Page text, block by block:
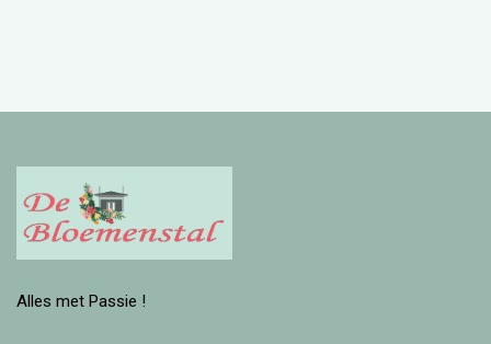
Alles met Passie !